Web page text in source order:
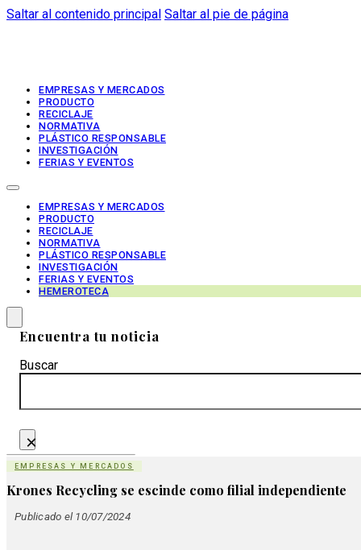
Saltar al contenido principal Saltar al pie de página
EMPRESAS Y MERCADOS
PRODUCTO
RECICLAJE
NORMATIVA
PLÁSTICO RESPONSABLE
INVESTIGACIÓN
FERIAS Y EVENTOS
EMPRESAS Y MERCADOS
PRODUCTO
RECICLAJE
NORMATIVA
PLÁSTICO RESPONSABLE
INVESTIGACIÓN
FERIAS Y EVENTOS
HEMEROTECA
Encuentra tu noticia
Buscar
×
EMPRESAS Y MERCADOS
Krones Recycling se escinde como filial independiente
Publicado el 10/07/2024